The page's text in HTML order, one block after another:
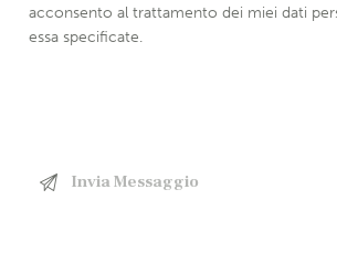
acconsento al trattamento dei miei dati
essa specificate.